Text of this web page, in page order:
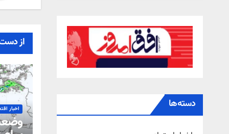
دسته‌ها
از
اخبار